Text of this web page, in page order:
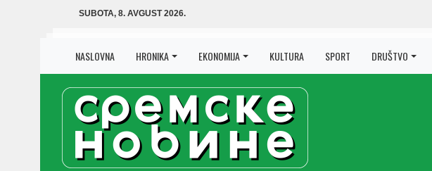
SUBOTA, 8. AVGUST 2026.
NASLOVNA HRONIKA EKONOMIJA KULTURA SPORT DRUŠTVO